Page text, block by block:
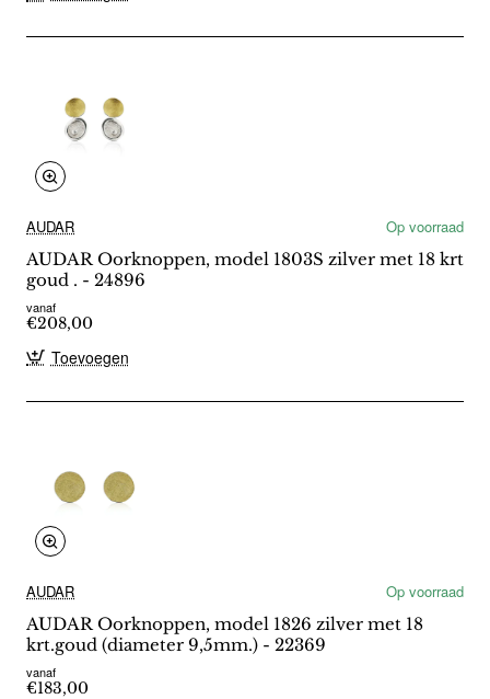
AUDAR
Op voorraad
AUDAR Oorknoppen, model 1803S zilver met 18 krt
goud . - 24896
vanaf
€208,00
Toevoegen
AUDAR
Op voorraad
AUDAR Oorknoppen, model 1826 zilver met 18
krt.goud (diameter 9,5mm.) - 22369
vanaf
€183,00